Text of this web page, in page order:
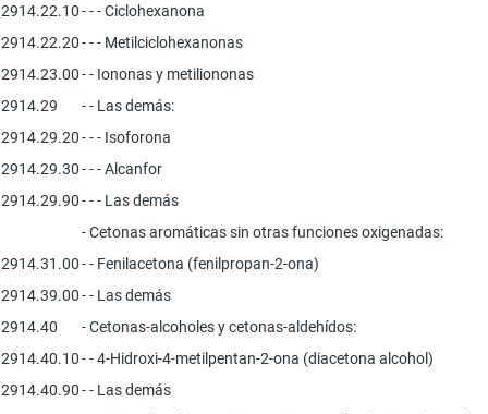
2914.22.10- - - Ciclohexanona
2914.22.20- - - Metilciclohexanonas
2914.23.00- - Iononas y metiliononas
2914.29
- - Las demás:
2914.29.20- - - Isoforona
2914.29.30- - - Alcanfor
2914.29.90- - - Las demás
- Cetonas aromáticas sin otras funciones oxigenadas:
2914.31.00- - Fenilacetona (fenilpropan-2-ona)
2914.39.00- - Las demás
2914.40
- Cetonas-alcoholes y cetonas-aldehídos:
2914.40.10- - 4-Hidroxi-4-metilpentan-2-ona (diacetona alcohol)
2914.40.90- - Las demás